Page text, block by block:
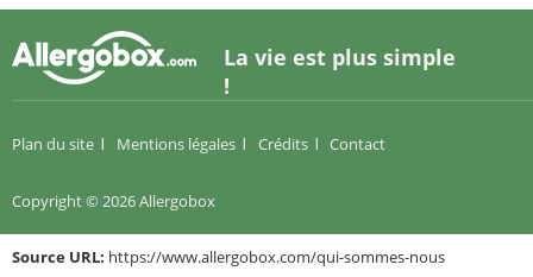
La vie est plus simple
!
Plan du site Mentions légales Crédits Contact
Copyright © 2026 Allergobox
Source URL: https://www.allergobox.com/qui-sommes-nous